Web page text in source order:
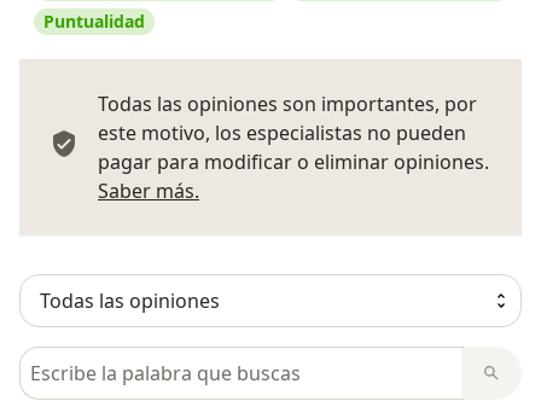
Puntualidad
Todas las opiniones son importantes, por
este motivo, los especialistas no pueden
pagar para modificar o eliminar opiniones.
Saber más.
Busca en opiniones